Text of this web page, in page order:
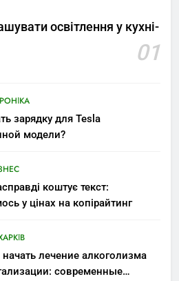
освітлення у кухні-
01
зарядку для Tesla
модели?
коштує текст:
у цінах на копірайтинг
лечение алкоголизма
современные